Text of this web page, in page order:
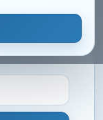
und
· 2014 ·